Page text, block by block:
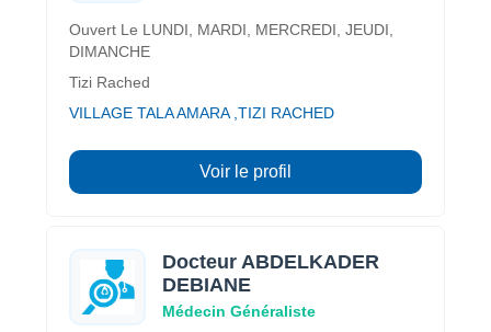
Ouvert Le LUNDI, MARDI, MERCREDI, JEUDI,
DIMANCHE
Tizi Rached
VILLAGE TALA AMARA ,TIZI RACHED
Voir le profil
Docteur ABDELKADER
DEBIANE
Médecin Généraliste